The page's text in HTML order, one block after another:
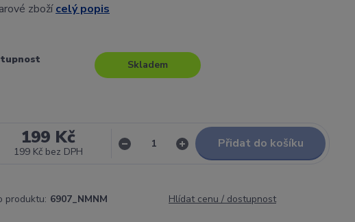
zbožícelý popis
Skladem
199 Kč
199 Kč bez DPH
Přidat do košíku
produktu: 6907_NMNM Hlídat cenu / dostupnost